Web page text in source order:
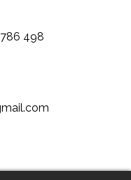
498